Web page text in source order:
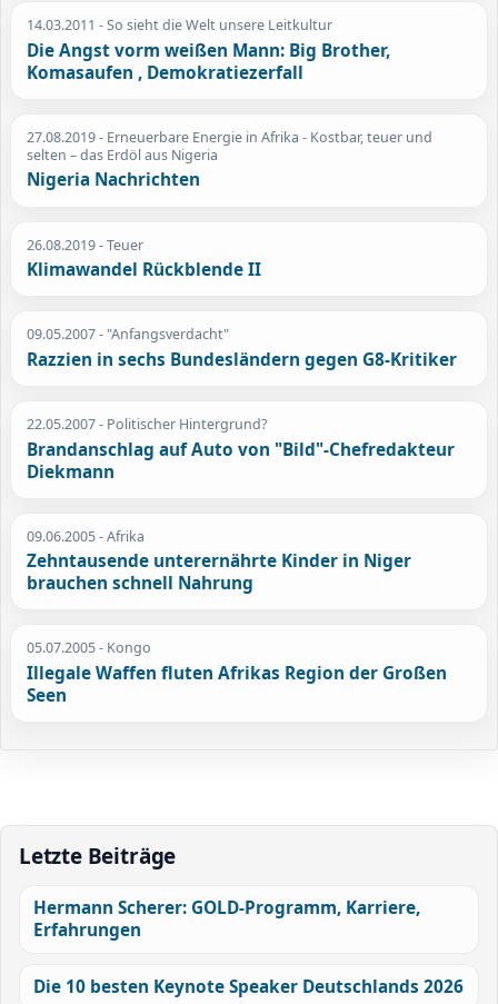
14.03.2011 - So sieht die Welt unsere Leitkultur
Die Angst vorm weißen Mann: Big Brother,
Komasaufen , Demokratiezerfall
27.08.2019- Erneuerbare Energie in Afrika - Kostbar, teuer und
selten – das Erdöl aus Nigeria
Nigeria Nachrichten
26.08.2019- Teuer
Klimawandel Rückblende II
09.05.2007- "Anfangsverdacht"
Razzien in sechs Bundesländern gegen G8-Kritiker
22.05.2007- Politischer Hintergrund?
Brandanschlag auf Auto von "Bild"-Chefredakteur
Diekmann
09.06.2005- Afrika
Zehntausende unterernährte Kinder in Niger
brauchen schnell Nahrung
05.07.2005- Kongo
Illegale Waffen fluten Afrikas Region der Großen
Seen
Letzte Beiträge
Hermann Scherer: GOLD-Programm, Karriere,
Erfahrungen
Die 10 besten Keynote Speaker Deutschlands 2026